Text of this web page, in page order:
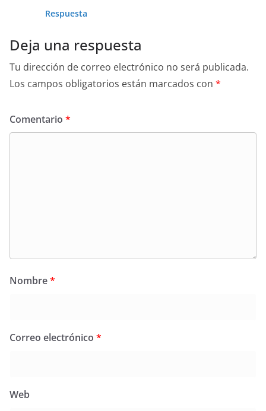
Respuesta
Deja una respuesta
Tu dirección de correo electrónico no será publicada.
Los campos obligatorios están marcados con *
Comentario *
Nombre*
Correo electrónico *
Web